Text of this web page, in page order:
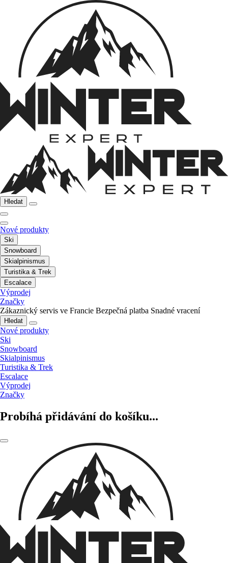
Hledat
Nové produkty
Ski
Snowboard
Skialpinismus
Turistika & Trek
Escalace
Výprodej
Značky
Zákaznický servis ve Francie Bezpečná platba Snadné vracení
Hledat
Nové produkty
Ski
Snowboard
Skialpinismus
Turistika & Trek
Escalace
Výprodej
Značky
Probíhá přidávání do košíku...